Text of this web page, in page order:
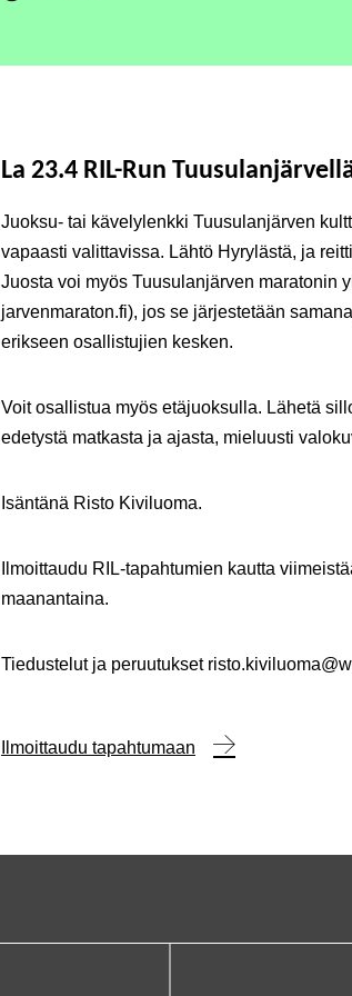
La 23.4 RIL-Run
Juoksu- tai kävelylenkki Tuusulanjärven
vapaasti valittavissa. Lähtö Hyrylästä, ja
Juosta voi myös Tuusulanjärven maratonin
jarvenmaraton.fi), jos se järjestetään
erikseen osallistujien kesken.
Voit osallistua myös etäjuoksulla. Lähetä
edetystä matkasta ja ajasta, mieluusti
Isäntänä Risto Kiviluoma.
Ilmoittaudu RIL-tapahtumien kautta
maanantaina.
Tiedustelutja peruutukset
Ilmoittaudu tapahtumaan